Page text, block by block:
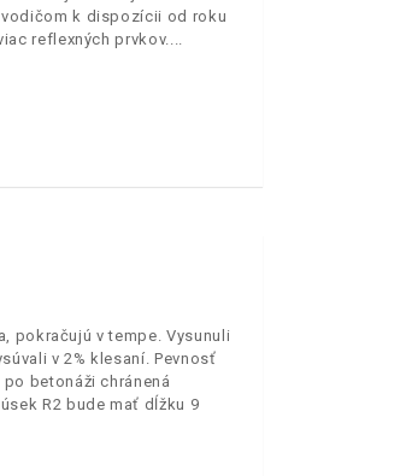
k dispozícii od roku
reflexných prvkov.
pokračujú v tempe. Vysunuli
v 2% klesaní. Pevnosť
betonáži chránená
R2 bude mať dĺžku 9